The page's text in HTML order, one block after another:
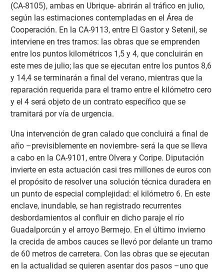
(CA-8105), ambas en Ubrique- abrirán al tráfico en julio,
según las estimaciones contempladas en el Área de
Cooperación. En la CA-9113, entre El Gastor y Setenil, se
interviene en tres tramos: las obras que se emprenden
entre los puntos kilométricos 1,5 y 4, que concluirán en
este mes de julio; las que se ejecutan entre los puntos 8,6
y 14,4 se terminarán a final del verano, mientras que la
reparación requerida para el tramo entre el kilómetro cero
y el 4 será objeto de un contrato específico que se
tramitará por vía de urgencia.
Una intervención de gran calado que concluirá a final de
año –previsiblemente en noviembre- será la que se lleva
a cabo en la CA-9101, entre Olvera y Coripe. Diputación
invierte en esta actuación casi tres millones de euros con
el propósito de resolver una solución técnica duradera en
un punto de especial complejidad: el kilómetro 6. En este
enclave, inundable, se han registrado recurrentes
desbordamientos al confluir en dicho paraje el río
Guadalporcún y el arroyo Bermejo. En el último invierno
la crecida de ambos cauces se llevó por delante un tramo
de 60 metros de carretera. Con las obras que se ejecutan
en la actualidad se quieren asentar dos pasos –uno que